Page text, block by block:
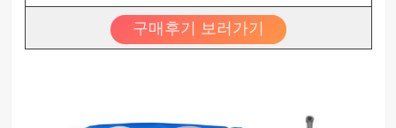
구매후기 보러가기